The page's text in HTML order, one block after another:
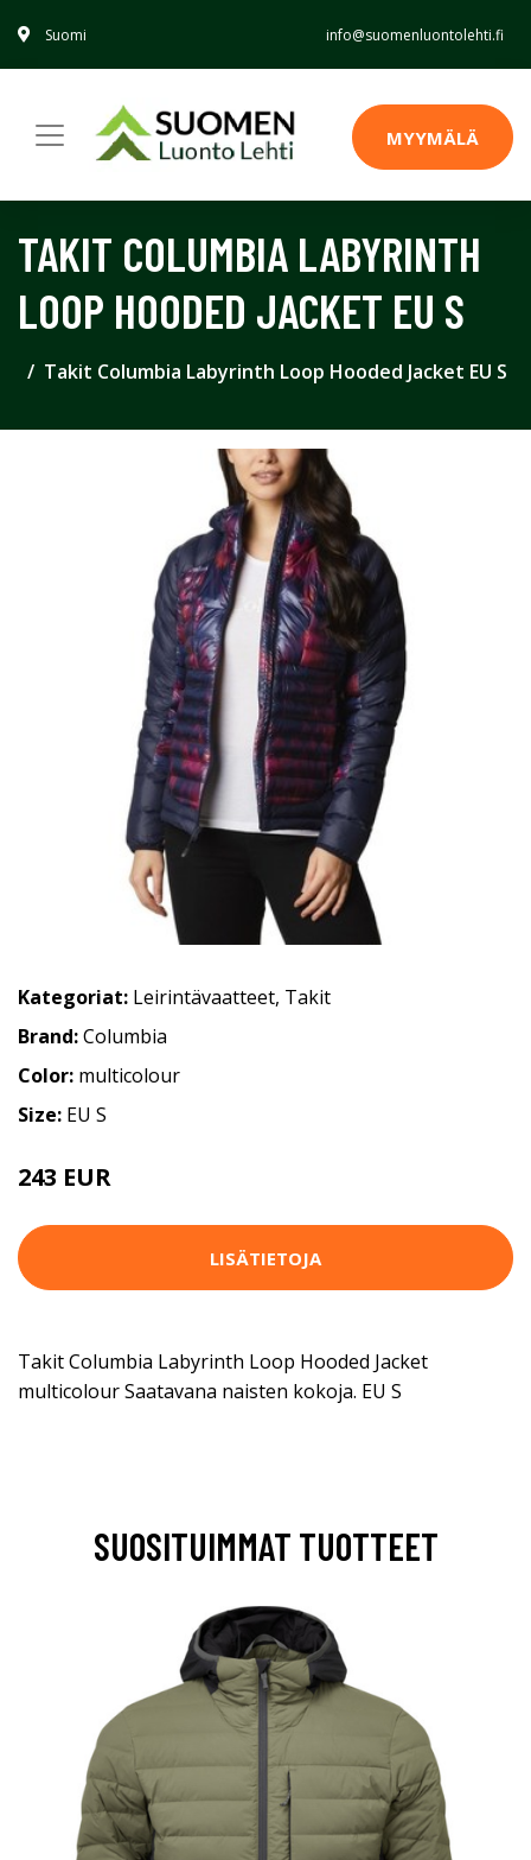
Suomi info@suomenluontolehti.fi
MYYMÄLÄ
TAKIT COLUMBIA LABYRINTH
LOOP HOODED JACKET EU S
Takit Columbia Labyrinth Loop Hooded Jacket EU S
Kategoriat: Leirintävaatteet, Takit
Brand:Columbia
Color: multicolour
Size: EU S
243 EUR
LISÄTIETOJA
Takit Columbia Labyrinth Loop Hooded Jacket
multicolour Saatavana naisten kokoja. EU S
SUOSITUIMMAT TUOTTEET